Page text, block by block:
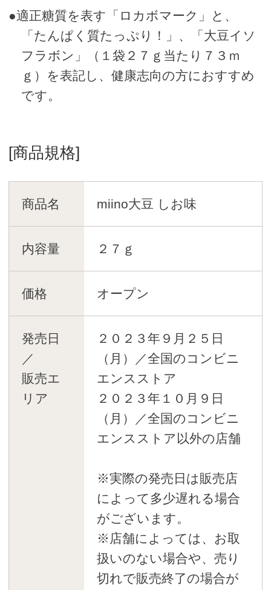
●適正糖質を表す「ロカボマーク」と、
「たんぱく質たっぷり！」、「大豆イソ
フラボン」（１袋２７ｇ当たり７３ｍ
ｇ）を表記し、健康志向の方におすすめ
です。
[商品規格]
商品名 miino大豆 しお味
内容量 ２７ｇ
価格 オープン
発売日
／
販売エ
リア
２０２３年９月２５日
（月）／全国のコンビニ
エンスストア
２０２３年１０月９日
（月）／全国のコンビニ
エンスストア以外の店舗
※実際の発売日は販売店
によって多少遅れる場合
がございます。
※店舗によっては、お取
扱いのない場合や、売り
切れで販売終了の場合が